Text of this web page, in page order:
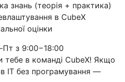
знань (теорія + практика)
в CubeX
оцінки
Пт з 9:00−18:00
тебе в команді CubeX! Якщо
IT без програмування —